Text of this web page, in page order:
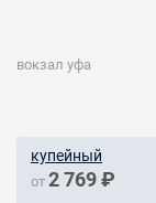
вокзал уфа
купейный
от 2 769 ₽